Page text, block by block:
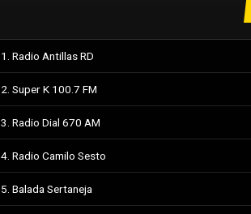
1. Radio Antillas RD
2. Super K 100.7 FM
3. Radio Dial 670 AM
4. Radio Camilo Sesto
5. Balada Sertaneja